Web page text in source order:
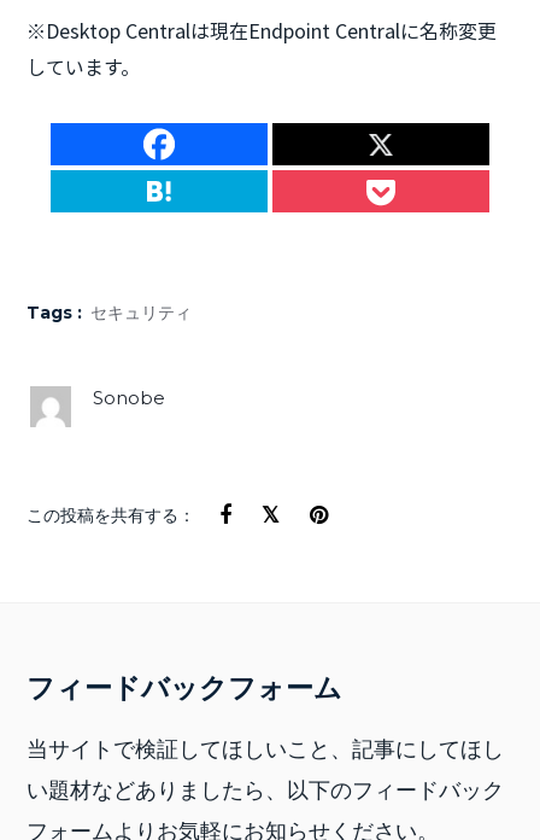
※Desktop Centralは現在Endpoint Centralに名称変更
しています。
Tags : セキュリティ
Sonobe
この投稿を共有する：
フィードバックフォーム
当サイトで検証してほしいこと、記事にしてほし
い題材などありましたら、以下のフィードバック
フォームよりお気軽にお知らせください。